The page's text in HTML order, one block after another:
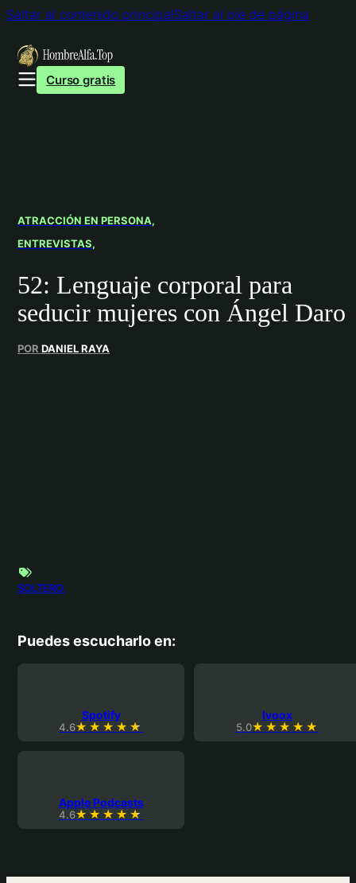
Saltar al contenido principalSaltar al pie de página
Curso gratis
ATRACCIÓN EN PERSONA
ENTREVISTAS
52: Lenguaje corporal para
seducir mujeres​ con Ángel Daro
POR DANIEL RAYA
SOLTERO
Puedes escucharlo en:
Spotify
4.6
Ivoox
5.0
Apple Podcasts
4.6